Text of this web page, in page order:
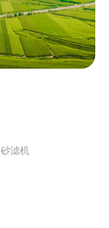
砂滤机